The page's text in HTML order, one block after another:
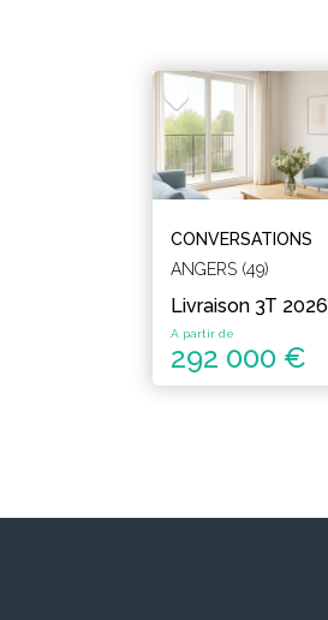
CONVERSATIONS
ANGERS (49)
Livraison 3T 2026
A partir de
292 000 €